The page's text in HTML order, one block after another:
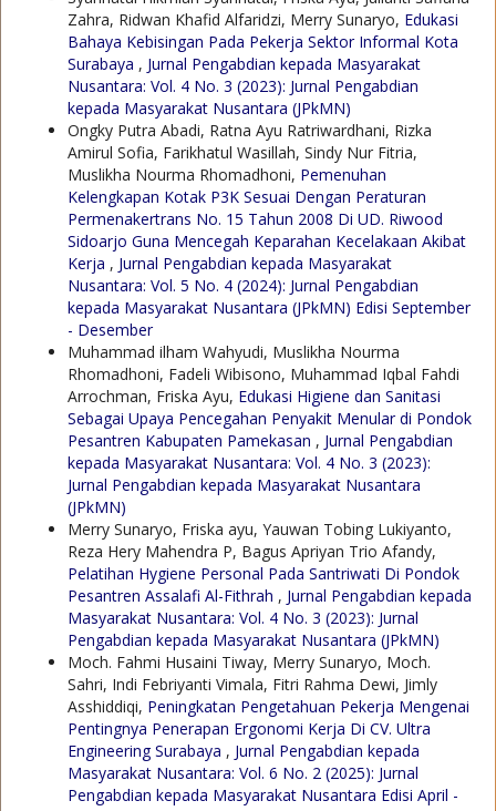
Zahra, Ridwan Khafid Alfaridzi, Merry Sunaryo, Edukasi
Bahaya Kebisingan Pada Pekerja Sektor Informal Kota
Surabaya , Jurnal Pengabdian kepada Masyarakat
Nusantara: Vol. 4 No. 3 (2023): Jurnal Pengabdian
kepada Masyarakat Nusantara (JPkMN)
Ongky Putra Abadi, Ratna Ayu Ratriwardhani, Rizka
Amirul Sofia, Farikhatul Wasillah, Sindy Nur Fitria,
Muslikha Nourma Rhomadhoni, Pemenuhan
Kelengkapan Kotak P3K Sesuai Dengan Peraturan
Permenakertrans No. 15 Tahun 2008 Di UD. Riwood
Sidoarjo Guna Mencegah Keparahan Kecelakaan Akibat
Kerja , Jurnal Pengabdian kepada Masyarakat
Nusantara: Vol. 5 No. 4 (2024): Jurnal Pengabdian
kepada Masyarakat Nusantara (JPkMN) Edisi September
- Desember
Muhammad ilham Wahyudi, Muslikha Nourma
Rhomadhoni, Fadeli Wibisono, Muhammad Iqbal Fahdi
Arrochman, Friska Ayu, Edukasi Higiene dan Sanitasi
Sebagai Upaya Pencegahan Penyakit Menular di Pondok
Pesantren Kabupaten Pamekasan , Jurnal Pengabdian
kepada Masyarakat Nusantara: Vol. 4 No. 3 (2023):
Jurnal Pengabdian kepada Masyarakat Nusantara
(JPkMN)
Merry Sunaryo, Friska ayu, Yauwan Tobing Lukiyanto,
Reza Hery Mahendra P, Bagus Apriyan Trio Afandy,
Pelatihan Hygiene Personal Pada Santriwati Di Pondok
Pesantren Assalafi Al-Fithrah , Jurnal Pengabdian kepada
Masyarakat Nusantara: Vol. 4 No. 3 (2023): Jurnal
Pengabdian kepada Masyarakat Nusantara (JPkMN)
Moch. Fahmi Husaini Tiway, Merry Sunaryo, Moch.
Sahri, Indi Febriyanti Vimala, Fitri Rahma Dewi, Jimly
Asshiddiqi, Peningkatan Pengetahuan Pekerja Mengenai
Pentingnya Penerapan Ergonomi Kerja Di CV. Ultra
Engineering Surabaya , Jurnal Pengabdian kepada
Masyarakat Nusantara: Vol. 6 No. 2 (2025): Jurnal
Pengabdian kepada Masyarakat Nusantara Edisi April -